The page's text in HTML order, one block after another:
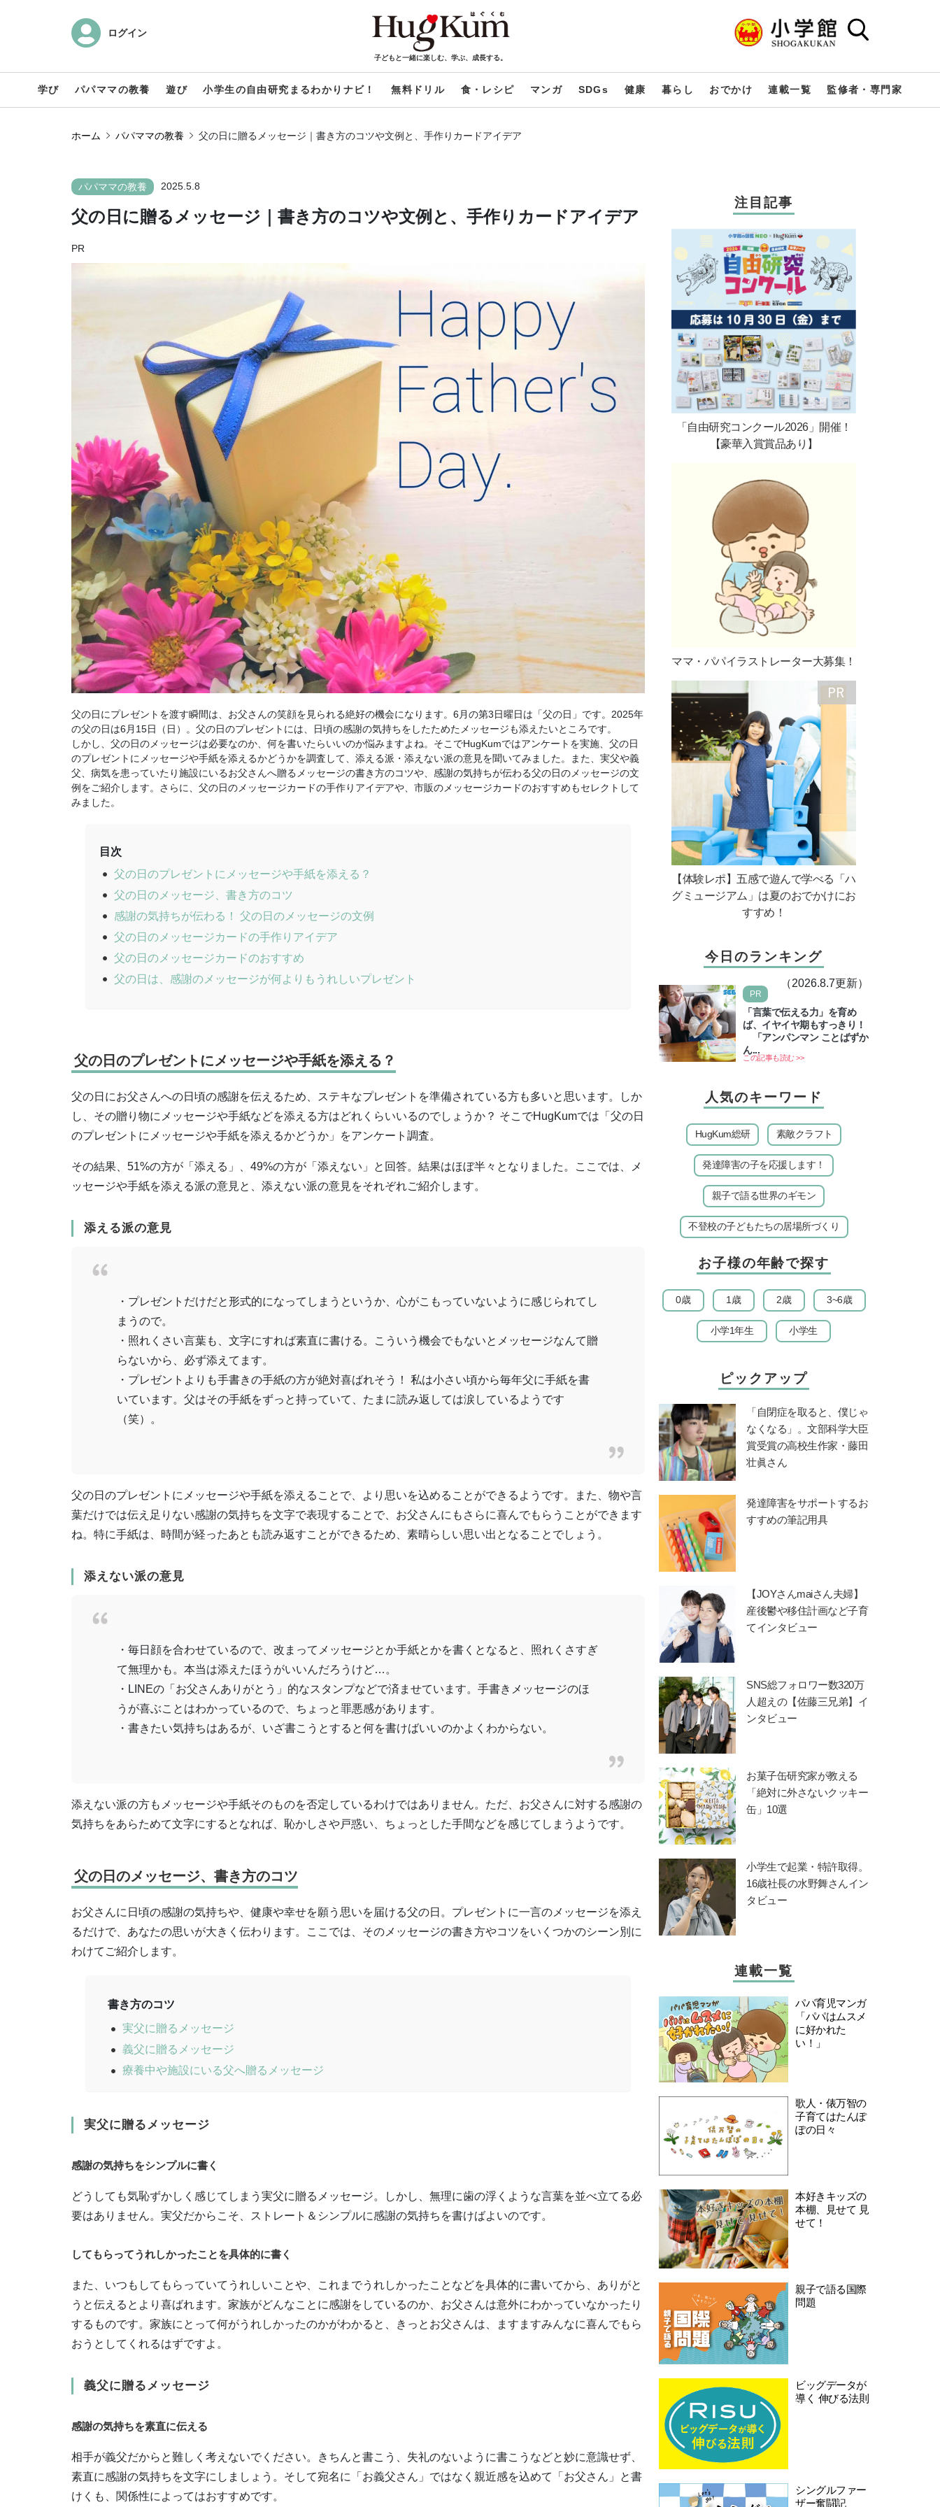
ログイン
子どもと一緒に楽しむ、学ぶ、成長する。
学び パパママの教養 遊び 小学生の自由研究まるわかりナビ！ 無料ドリル 食・レシピ マンガ SDGs 健康 暮らし おでかけ 連載一覧 監修者・専門家
ホーム パパママの教養 父の日に贈るメッセージ｜書き方のコツや文例と、手作りカードアイデア
パパママの教養 2025.5.8
父の日に贈るメッセージ｜書き方のコツや文例と、手作りカードアイデア
PR
父の日にプレゼントを渡す瞬間は、お父さんの笑顔を見られる絶好の機会になります。6月の第3日曜日は「父の日」です。2025年
の父の日は6月15日（日）。父の日のプレゼントには、日頃の感謝の気持ちをしたためたメッセージも添えたいところです。
しかし、父の日のメッセージは必要なのか、何を書いたらいいのか悩みますよね。そこでHugKumではアンケートを実施、父の日
のプレゼントにメッセージや手紙を添えるかどうかを調査して、添える派・添えない派の意見を聞いてみました。また、実父や義
父、病気を患っていたり施設にいるお父さんへ贈るメッセージの書き方のコツや、感謝の気持ちが伝わる父の日のメッセージの文
例をご紹介します。さらに、父の日のメッセージカードの手作りアイデアや、市販のメッセージカードのおすすめもセレクトして
みました。
目次
父の日のプレゼントにメッセージや手紙を添える？
父の日のメッセージ、書き方のコツ
感謝の気持ちが伝わる！ 父の日のメッセージの文例
父の日のメッセージカードの手作りアイデア
父の日のメッセージカードのおすすめ
父の日は、感謝のメッセージが何よりもうれしいプレゼント
父の日のプレゼントにメッセージや手紙を添える？
父の日にお父さんへの日頃の感謝を伝えるため、ステキなプレゼントを準備されている方も多いと思います。しか
し、その贈り物にメッセージや手紙などを添える方はどれくらいいるのでしょうか？ そこでHugKumでは「父の日
のプレゼントにメッセージや手紙を添えるかどうか」をアンケート調査。
その結果、51%の方が「添える」、49%の方が「添えない」と回答。結果はほぼ半々となりました。ここでは、メ
ッセージや手紙を添える派の意見と、添えない派の意見をそれぞれご紹介します。
添える派の意見
・プレゼントだけだと形式的になってしまうというか、心がこもっていないように感じられてし
まうので。
・照れくさい言葉も、文字にすれば素直に書ける。こういう機会でもないとメッセージなんて贈
らないから、必ず添えてます。
・プレゼントよりも手書きの手紙の方が絶対喜ばれそう！ 私は小さい頃から毎年父に手紙を書
いています。父はその手紙をずっと持っていて、たまに読み返しては涙しているようです
（笑）。
父の日のプレゼントにメッセージや手紙を添えることで、より思いを込めることができるようです。また、物や言
葉だけでは伝え足りない感謝の気持ちを文字で表現することで、お父さんにもさらに喜んでもらうことができます
ね。特に手紙は、時間が経ったあとも読み返すことができるため、素晴らしい思い出となることでしょう。
添えない派の意見
・毎日顔を合わせているので、改まってメッセージとか手紙とかを書くとなると、照れくさすぎ
て無理かも。本当は添えたほうがいいんだろうけど…。
・LINEの「お父さんありがとう」的なスタンプなどで済ませています。手書きメッセージのほ
うが喜ぶことはわかっているので、ちょっと罪悪感があります。
・書きたい気持ちはあるが、いざ書こうとすると何を書けばいいのかよくわからない。
添えない派の方もメッセージや手紙そのものを否定しているわけではありません。ただ、お父さんに対する感謝の
気持ちをあらためて文字にするとなれば、恥かしさや戸惑い、ちょっとした手間などを感じてしまうようです。
父の日のメッセージ、書き方のコツ
お父さんに日頃の感謝の気持ちや、健康や幸せを願う思いを届ける父の日。プレゼントに一言のメッセージを添え
るだけで、あなたの思いが大きく伝わります。ここでは、そのメッセージの書き方やコツをいくつかのシーン別に
わけてご紹介します。
書き方のコツ
実父に贈るメッセージ
義父に贈るメッセージ
療養中や施設にいる父へ贈るメッセージ
実父に贈るメッセージ
感謝の気持ちをシンプルに書く
どうしても気恥ずかしく感じてしまう実父に贈るメッセージ。しかし、無理に歯の浮くような言葉を並べ立てる必
要はありません。実父だからこそ、ストレート＆シンプルに感謝の気持ちを書けばよいのです。
してもらってうれしかったことを具体的に書く
また、いつもしてもらっていてうれしいことや、これまでうれしかったことなどを具体的に書いてから、ありがと
うと伝えるとより喜ばれます。家族がどんなことに感謝をしているのか、お父さんは意外にわかっていなかったり
するものです。家族にとって何がうれしかったのかがわかると、きっとお父さんは、ますますみんなに喜んでもら
おうとしてくれるはずですよ。
義父に贈るメッセージ
感謝の気持ちを素直に伝える
相手が義父だからと難しく考えないでください。きちんと書こう、失礼のないように書こうなどと妙に意識せず、
素直に感謝の気持ちを文字にしましょう。そして宛名に「お義父さん」ではなく親近感を込めて「お父さん」と書
けくも、関係性によってはおすすめです。
注目記事
「自由研究コンクール2026」開催！
【豪華入賞賞品あり】
ママ・パパイラストレーター大募集！
【体験レポ】五感で遊んで学べる「ハ
グミュージアム」は夏のおでかけにお
すすめ！
今日のランキング
（2026.8.7更新）
PR
「言葉で伝える力」を育め
ば、イヤイヤ期もすっきり！
「アンパンマン ことばずか
ん...
この記事も読む >>
人気のキーワード
HugKum総研 素敵クラフト
発達障害の子を応援します！
親子で語る世界のギモン
不登校の子どもたちの居場所づくり
お子様の年齢で探す
0歳 1歳 2歳 3~6歳
小学1年生 小学生
ピックアップ
「自閉症を取ると、僕じゃ
なくなる」。文部科学大臣
賞受賞の高校生作家・藤田
壮眞さん
発達障害をサポートするお
すすめの筆記用具
【JOYさんmaiさん夫婦】
産後鬱や移住計画など子育
てインタビュー
SNS総フォロワー数320万
人超えの【佐藤三兄弟】イ
ンタビュー
お菓子缶研究家が教える
「絶対に外さないクッキー
缶」10選
小学生で起業・特許取得。
16歳社長の水野舞さんイン
タビュー
連載一覧
パパ育児マンガ
「パパはムスメ
に好かれた
い！」
歌人・俵万智の
子育てはたんぽ
ぽの日々
本好きキッズの
本棚、見せて 見
せて！
親子で語る国際
問題
ビッグデータが
導く 伸びる法則
シングルファー
ザー奮闘記